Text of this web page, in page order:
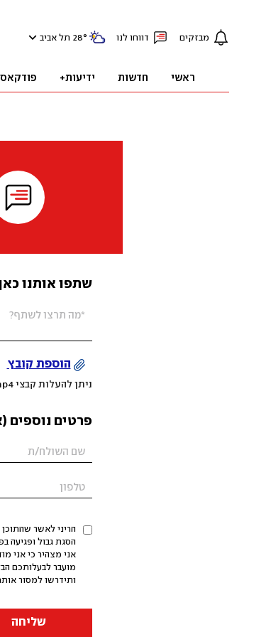
מבזקים דווחו לנו 28° תל אביב
ראשי חדשות ידיעות+
שתפו אותנו
הוספת קובץ
ניתן להעלות קבצי mov, png, jpeg, jpg, mp4 עד 200MB
פרטים נוספים
הריני לאשר
אני מצהיר כי אני
מועבר לבעלותכם
ותידרשו למסור
שליחה